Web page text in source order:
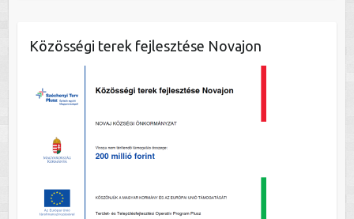
Közösségi terek fejlesztése Novajon